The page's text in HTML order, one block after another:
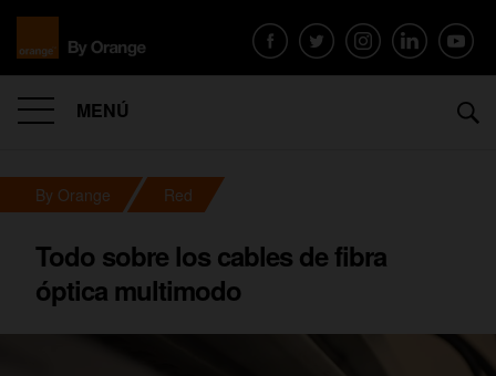
MENÚ
By Orange Red
Todo sobre los cables de fibra
óptica multimodo